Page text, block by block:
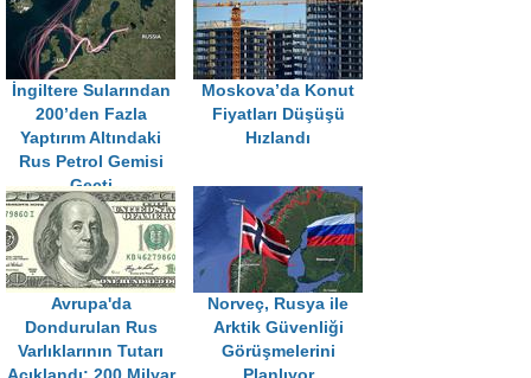
İngiltere Sularından
200’den Fazla
Yaptırım Altındaki
Rus Petrol Gemisi
Geçti
Moskova’da Konut
Fiyatları Düşüşü
Hızlandı
Avrupa'da
Dondurulan Rus
Varlıklarının Tutarı
Norveç, Rusya ile
Arktik Güvenliği
Görüşmelerini